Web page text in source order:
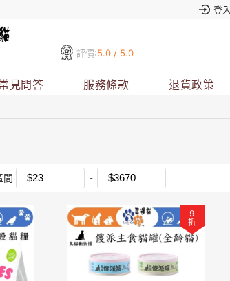
登入
評價:5.0 / 5.0
見問答 服務條款 退貨政策
間
9
折